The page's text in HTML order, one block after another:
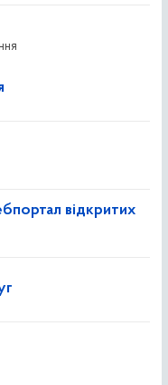
відкритих